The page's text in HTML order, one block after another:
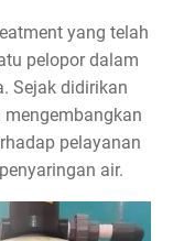
yang telah
pelopor dalam
Sejak didirikan
pelayanan
air.